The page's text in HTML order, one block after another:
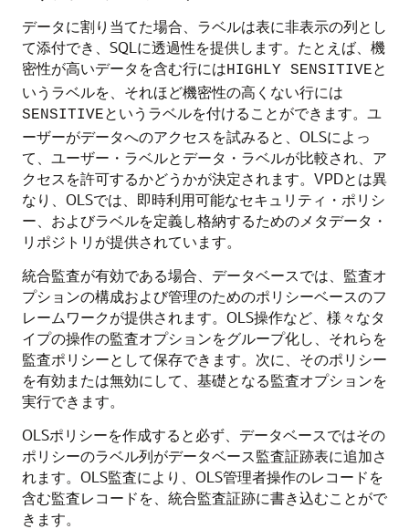
データに割り当てた場合、ラベルは表に非表示の列とし
て添付でき、SQLに透過性を提供します。たとえば、機
密性が高いデータを含む行にはHIGHLY SENSITIVEと
いうラベルを、それほど機密性の高くない行には
SENSITIVEというラベルを付けることができます。ユ
ーザーがデータへのアクセスを試みると、OLSによっ
て、ユーザー・ラベルとデータ・ラベルが比較され、ア
クセスを許可するかどうかが決定されます。VPDとは異
なり、OLSでは、即時利用可能なセキュリティ・ポリシ
ー、およびラベルを定義し格納するためのメタデータ・
リポジトリが提供されています。
統合監査が有効である場合、データベースでは、監査オ
プションの構成および管理のためのポリシーベースのフ
レームワークが提供されます。OLS操作など、様々なタ
イプの操作の監査オプションをグループ化し、それらを
監査ポリシーとして保存できます。次に、そのポリシー
を有効または無効にして、基礎となる監査オプションを
実行できます。
OLSポリシーを作成すると必ず、データベースではその
ポリシーのラベル列がデータベース監査証跡表に追加さ
れます。OLS監査により、OLS管理者操作のレコードを
含む監査レコードを、統合監査証跡に書き込むことがで
きます。